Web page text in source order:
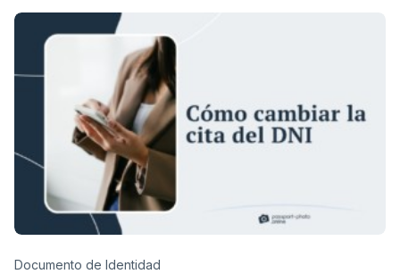
Category
Documento de Identidad